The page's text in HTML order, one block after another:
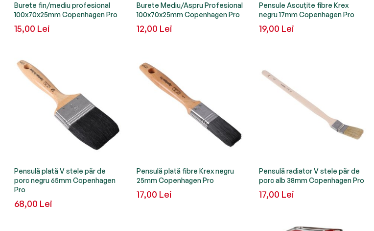
Burete fin/mediu profesional
100x70x25mm Copenhagen Pro
15,00 Lei
Burete Mediu/Aspru Profesional
100x70x25mm Copenhagen Pro
12,00 Lei
Pensule Ascuțite fibre Krex
negru 17mm Copenhagen Pro
19,00 Lei
Pensulă plată V stele păr de
porc negru 65mm Copenhagen
Pro
68,00 Lei
Pensulă plată fibre Krex negru
25mm Copenhagen Pro
17,00 Lei
Pensulă radiator V stele păr de
porc alb 38mm Copenhagen Pro
17,00 Lei